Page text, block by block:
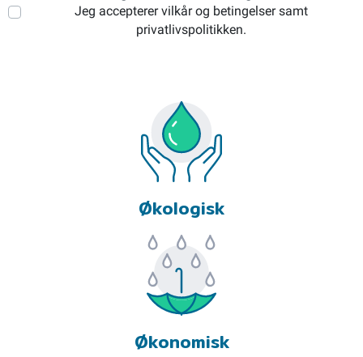
Jeg accepterer vilkår og betingelser samt
privatlivspolitikken.
Økologisk
Økonomisk